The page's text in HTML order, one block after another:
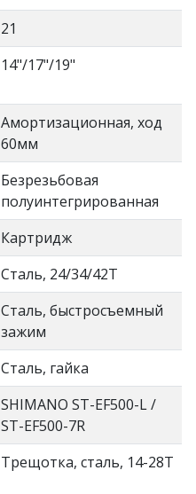
21
14"/17"/19"
Амортизационная, ход
60мм
Безрезьбовая
полуинтегрированная
Картридж
Сталь, 24/34/42Т
Сталь, быстросъемный
зажим
Сталь, гайка
SHIMANO ST-EF500-L /
ST-EF500-7R
Трещотка, сталь, 14-28Т